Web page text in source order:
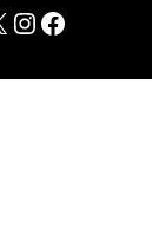
Instagram